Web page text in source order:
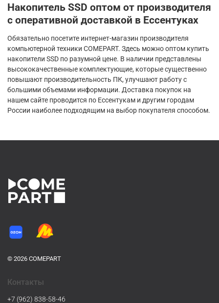
Накопитель SSD оптом от производителя
с оперативной доставкой в Ессентуках
Обязательно посетите интернет-магазин производителя
компьютерной техники COMEPART. Здесь можно оптом купить
накопители SSD по разумной цене. В наличии представлены
высококачественные комплектующие, которые существенно
повышают производительность ПК, улучшают работу с
большими объемами информации. Доставка покупок на
нашем сайте проводится по Ессентукам и другим городам
России наиболее подходящим на выбор покупателя способом.
© 2026 COMEPART
Контакты
+7 (962) 838-58-46